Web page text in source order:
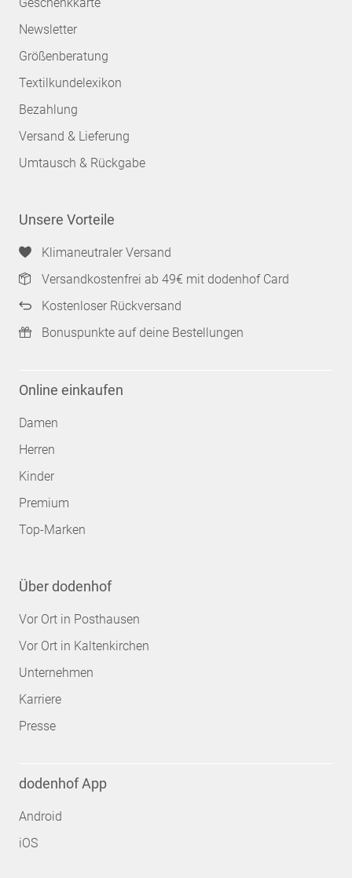
Newsletter
Größenberatung
Textilkundelexikon
Bezahlung
Versand & Lieferung
Umtausch & Rückgabe
Unsere Vorteile
Klimaneutraler Versand
Versandkostenfrei ab 49€ mit dodenhof Card
Kostenloser Rückversand
Bonuspunkte auf deine Bestellungen
Online einkaufen
Damen
Herren
Kinder
Premium
Top-Marken
Über dodenhof
Vor Ort in Posthausen
Vor Ort in Kaltenkirchen
Unternehmen
Karriere
Presse
dodenhof App
Android
iOS